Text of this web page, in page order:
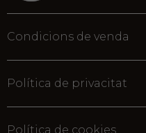
Condicions de venda
Política de privacitat
Política de cookies